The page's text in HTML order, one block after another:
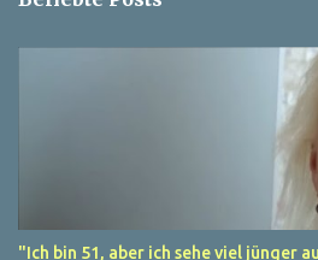
"Ich bin 51, aber ich sehe viel jünger